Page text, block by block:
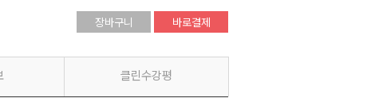
장바구니 바로결제
클린수강평